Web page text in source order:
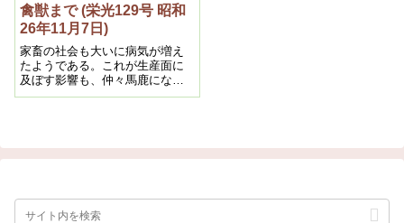
禽獣まで (栄光129号 昭和
26年11月7日)
家畜の社会も大いに病気が増え
たようである。これが生産面に
及ぼす影響も、仲々馬鹿になら
ないのである。これは全く近来